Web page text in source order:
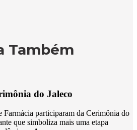
Também
do Jaleco
Farmácia participaram da Cerimônia do
que simboliza mais uma etapa